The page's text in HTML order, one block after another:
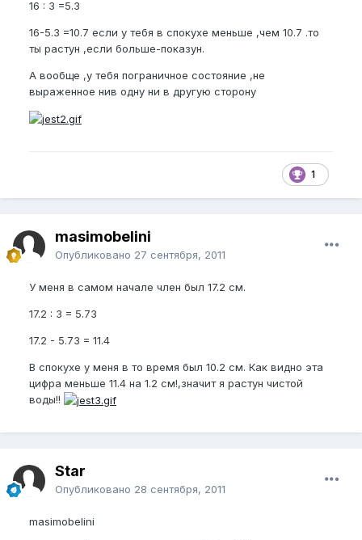
16 : 3 =5.3
16-5.3 =10.7 если у тебя в спокухе меньше ,чем 10.7 .то
ты растун ,если больше-показун.
А вообще ,у тебя пограничное состояние ,не
выраженное нив одну ни в другую сторону
1
masimobelini
Опубликовано 27 сентября, 2011
У меня в самом начале член был 17.2 см.
17.2 : 3 = 5.73
17.2 - 5.73 = 11.4
В спокухе у меня в то время был 10.2 см. Как видно эта
цифра меньше 11.4 на 1.2 см!,значит я растун чистой
воды!!
Star
Опубликовано 28 сентября, 2011
masimobelini